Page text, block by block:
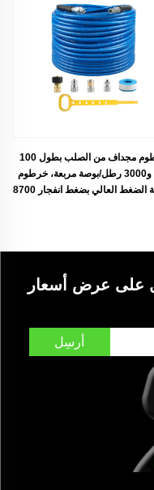
خرطوم مجداف من الصلب بطول 100
قدم و3000 رطل/بوصة مربعة، خرطوم
غسالة الضغط العالي بضغط انفجار 8700
على عرض أسعار
أرسِل